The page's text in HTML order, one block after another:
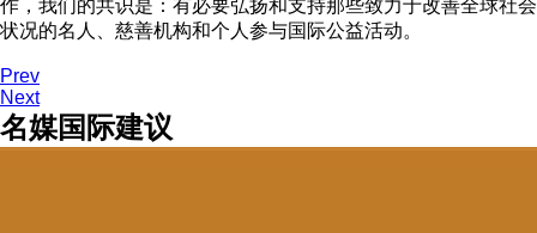
作，我们的共识是：有必要弘扬和支持那些致力于改善全球社会
状况的名人、慈善机构和个人参与国际公益活动。
Prev
Next
名媒国际建议